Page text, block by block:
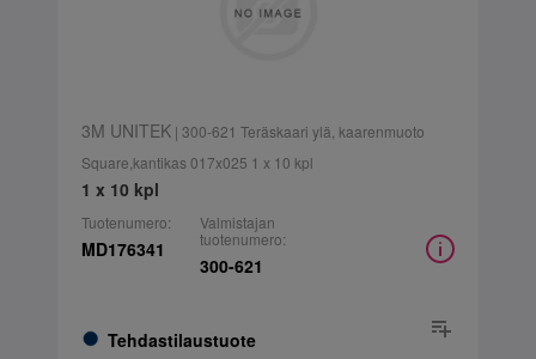
3M UNITEK| 300-621 Teräskaari ylä, kaarenmuoto
Square,kantikas 017x025 1 x 10 kpl
1 x 10 kpl
Tuotenumero:
MD176341
Tehdastilaustuote
Valmistajan
tuotenumero:
300-621